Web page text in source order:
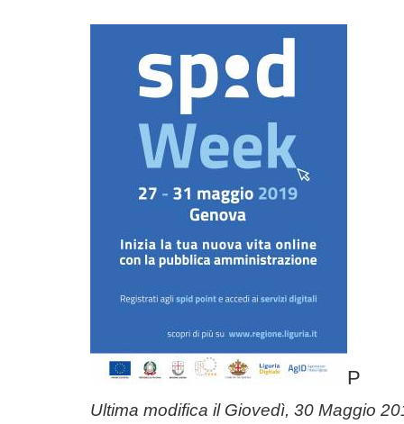
P
Ultima modifica il Giovedì, 30 Maggio